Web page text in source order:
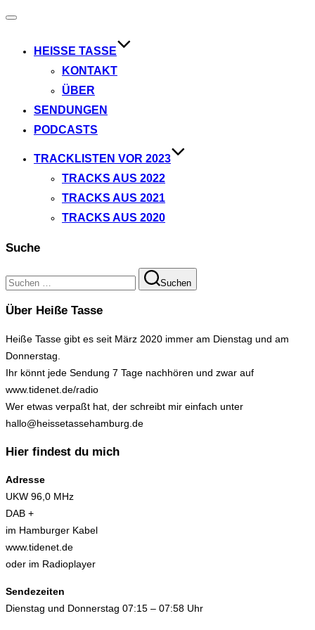
Navigation
HEISSE TASSE
KONTAKT
ÜBER
SENDUNGEN
PODCASTS
TRACKLISTEN VOR 2023
TRACKS AUS 2022
TRACKS AUS 2021
TRACKS AUS 2020
Suche
Suchen
nach:
Suchen
Über Heiße Tasse
Heiße Tasse gibt es seit März 2020 immer am Dienstag und am
Donnerstag.
Ihr könnt jede Sendung 7 Tage nachhören und zwar auf
www.tidenet.de/radio
Wer etwas verpaßt hat, der schreibt mir einfach unter
hallo@heissetassehamburg.de
Hier findest du mich
Adresse
UKW 96,0 MHz
DAB +
im Hamburger Kabel
www.tidenet.de
oder im Radioplayer
Sendezeiten
Dienstag und Donnerstag 07:15 – 07:58 Uhr